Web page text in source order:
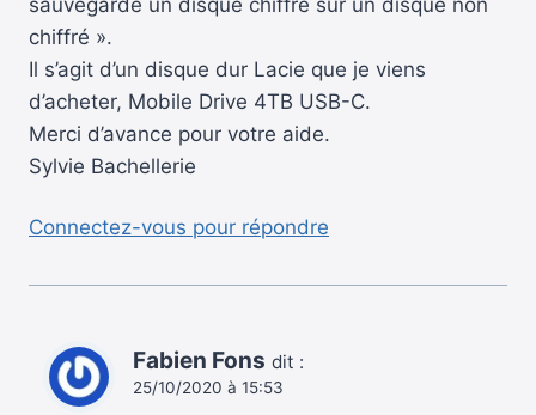
sauvegarde un disque chiffré sur un disque non
chiffré ».
Il s’agit d’un disque dur Lacie que je viens
d’acheter, Mobile Drive 4TB USB-C.
Merci d’avance pour votre aide.
Sylvie Bachellerie
Connectez-vous pour répondre
Fabien Fons dit :
25/10/2020 à 15:53